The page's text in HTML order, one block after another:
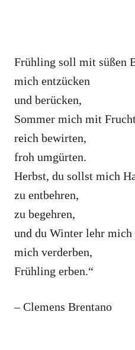
Frühling soll mit süßen
mich entzücken
und berücken,
Sommer mich mit
reich bewirten,
froh umgürten.
Herbst, du sollst mich
zu entbehren,
zu begehren,
und du Winter lehr mich
mich verderben,
Frühling erben.“
– Clemens Brentano